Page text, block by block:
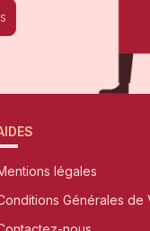
légales
Générales de